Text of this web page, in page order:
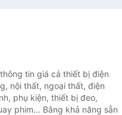
tin giá cả thiết bị điện
nội thất, ngoại thất, điện
phụ kiện, thiết bị đeo,
phim... Bằng khả năng sẵn